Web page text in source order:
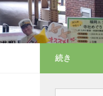
続き